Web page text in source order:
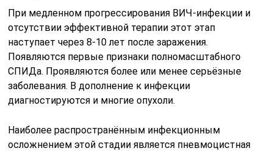
При медленном прогрессирования ВИЧ-инфекции и
отсутствии эффективной терапии этот этап
наступает через 8-10 лет после заражения.
Появляются первые признаки полномасштабного
СПИДа. Проявляются более или менее серьёзные
заболевания. В дополнение к инфекции
диагностируются и многие опухоли.
Наиболее распространённым инфекционным
осложнением этой стадии является пневмоцистная